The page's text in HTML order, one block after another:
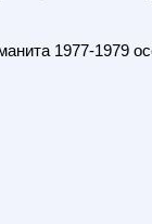
1977-1979